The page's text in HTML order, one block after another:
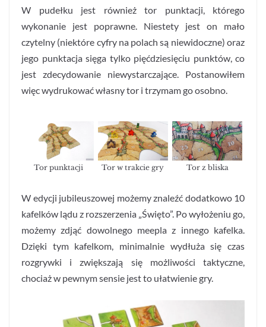
W pudełku jest również tor punktacji, którego
wykonanie jest poprawne. Niestety jest on mało
czytelny (niektóre cyfry na polach są niewidoczne) oraz
jego punktacja sięga tylko pięćdziesięciu punktów, co
jest zdecydowanie niewystarczające. Postanowiłem
więc wydrukować własny tor i trzymam go osobno.
Tor punktacji Tor w trakcie gry Tor z bliska
W edycji jubileuszowej możemy znaleźć dodatkowo 10
kafelków lądu z rozszerzenia „Święto”. Po wyłożeniu go,
możemy zdjąć dowolnego meepla z innego kafelka.
Dzięki tym kafelkom, minimalnie wydłuża się czas
rozgrywki i zwiększają się możliwości taktyczne,
chociaż w pewnym sensie jest to ułatwienie gry.